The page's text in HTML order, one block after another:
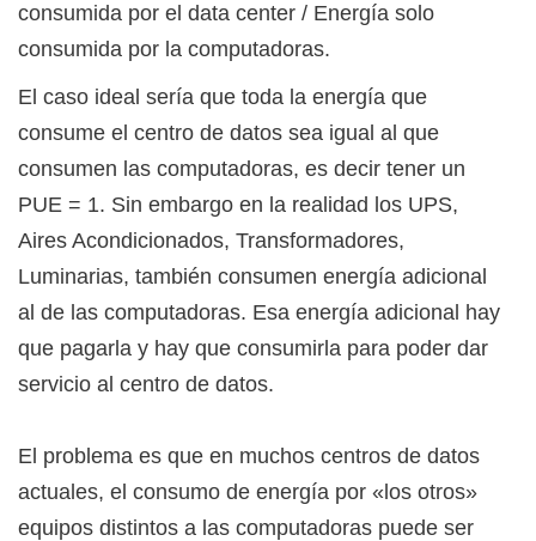
consumida por el data center / Energía solo
consumida por la computadoras.
El caso ideal sería que toda la energía que
consume el centro de datos sea igual al que
consumen las computadoras, es decir tener un
PUE = 1. Sin embargo en la realidad los UPS,
Aires Acondicionados, Transformadores,
Luminarias, también consumen energía adicional
al de las computadoras. Esa energía adicional hay
que pagarla y hay que consumirla para poder dar
servicio al centro de datos.
El problema es que en muchos centros de datos
actuales, el consumo de energía por «los otros»
equipos distintos a las computadoras puede ser